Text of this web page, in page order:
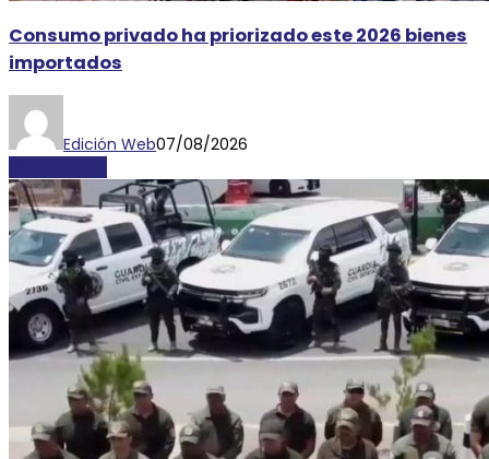
Consumo privado ha priorizado este 2026 bienes
importados
Edición Web07/08/2026